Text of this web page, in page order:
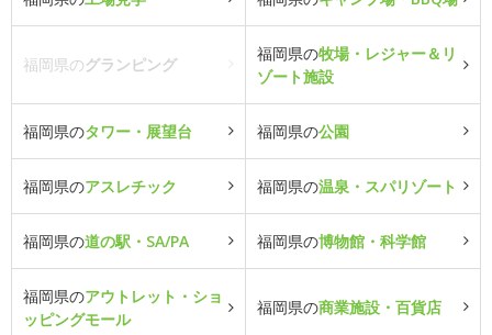
福岡県のグランピング
福岡県の牧場・レジャー＆リ
ゾート施設
福岡県のタワー・展望台 福岡県の公園
福岡県のアスレチック 福岡県の温泉・スパリゾート
福岡県の道の駅・SA/PA 福岡県の博物館・科学館
福岡県のアウトレット・ショ
ッピングモール
福岡県の商業施設・百貨店